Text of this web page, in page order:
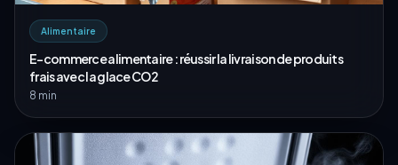
Alimentaire
E-commerce alimentaire : réussir la livraison de produits
frais avec la glace CO2
8 min